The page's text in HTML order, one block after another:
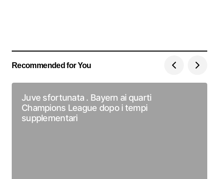
Recommended for You
Juve sfortunata . Bayern ai quarti
Champions League dopo i tempi
supplementari